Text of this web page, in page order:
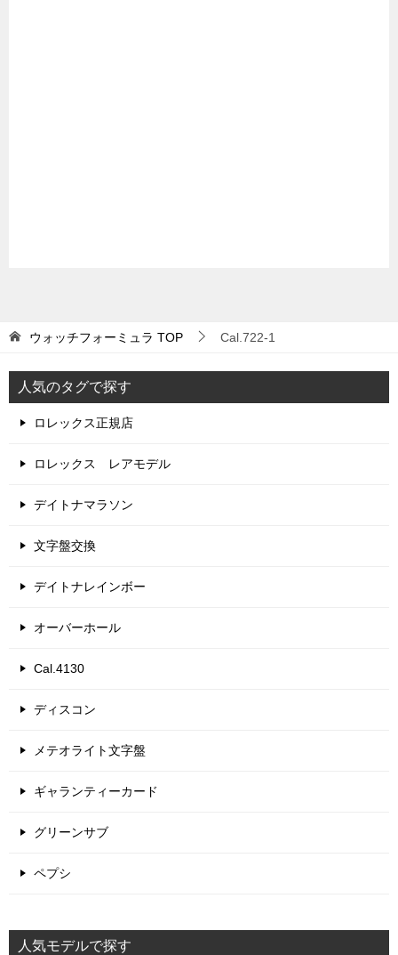
ウォッチフォーミュラ TOP Cal.722-1
人気のタグで探す
ロレックス正規店
ロレックス レアモデル
デイトナマラソン
文字盤交換
デイトナレインボー
オーバーホール
Cal.4130
ディスコン
メテオライト文字盤
ギャランティーカード
グリーンサブ
ペプシ
人気モデルで探す